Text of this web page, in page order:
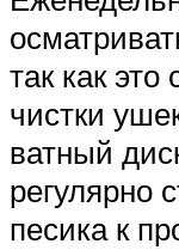
так как
чистки
ватный
регулярно
песика к